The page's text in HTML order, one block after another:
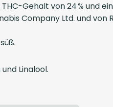
Gehalt von 24 % und
Company Ltd. und von
Linalool.